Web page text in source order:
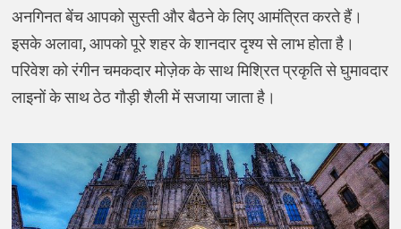
अनगिनत बेंच आपको सुस्ती और बैठने के लिए आमंत्रित करते हैं।
इसके अलावा, आपको पूरे शहर के शानदार दृश्य से लाभ होता है।
परिवेश को रंगीन चमकदार मोज़ेक के साथ मिश्रित प्रकृति से घुमावदार
लाइनों के साथ ठेठ गौड़ी शैली में सजाया जाता है।